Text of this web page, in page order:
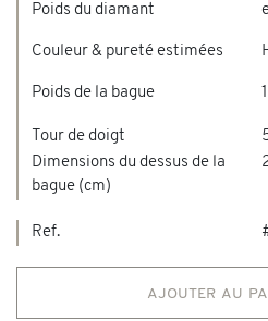
Poids du diamant
Couleur & pureté estimées
Poids de la bague
Tour de doigt
Dimensions du dessus de la
bague (cm)
Ref.
ajouter au